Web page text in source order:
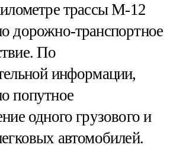
трассы М-12
дорожно-транспортное
По
информации,
попутное
одного грузового и
автомобилей.